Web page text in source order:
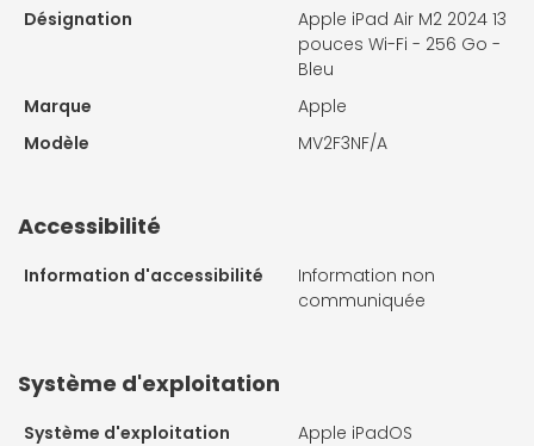
Désignation
Apple iPad Air M2 2024 13
pouces Wi-Fi - 256 Go -
Bleu
Marque
Apple
Modèle
MV2F3NF/A
Accessibilité
Information d'accessibilité
Information non
communiquée
Système d'exploitation
Système d'exploitation
Apple iPadOS